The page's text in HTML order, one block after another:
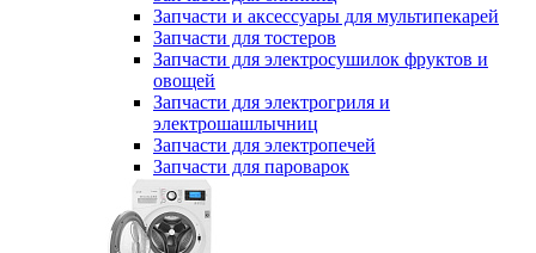
Запчасти и аксессуары для мультипекарей
Запчасти для тостеров
Запчасти для электросушилок фруктов и
овощей
Запчасти для электрогриля и
электрошашлычниц
Запчасти для электропечей
Запчасти для пароварок